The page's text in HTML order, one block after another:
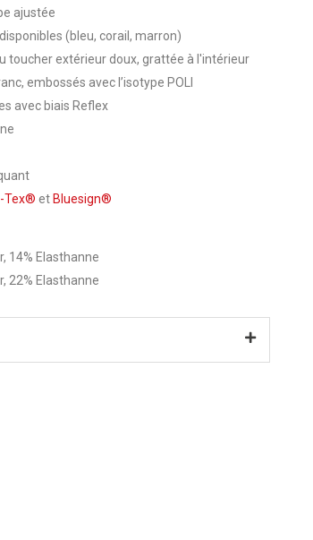
ajustée
(bleu, corail, marron)
toucher extérieur doux, grattée à l'intérieur
embossés avec l’isotype POLI
avec biais Reflex
Tex® et Bluesign®
14% Elasthanne
22% Elasthanne